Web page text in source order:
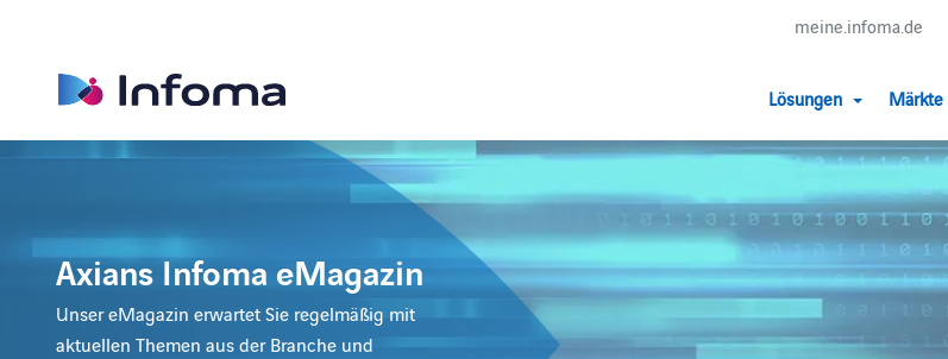
meine.infoma.de
Lösungen Märkte
Axians Infoma eMagazin
Unser eMagazin erwartet Sie regelmäßig mit
aktuellen Themen aus der Branche und